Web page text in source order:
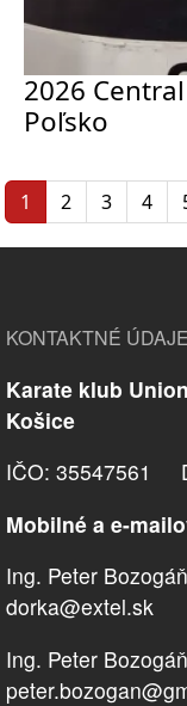
2026
Poľsko
Stránkovanie
1 2 3 4
KONTAKTNÉ ÚDAJE
Karate klub
Košice
IČO: 35547561
Mobilné a e-
Ing. Peter
dorka@extel.sk
Ing. Peter